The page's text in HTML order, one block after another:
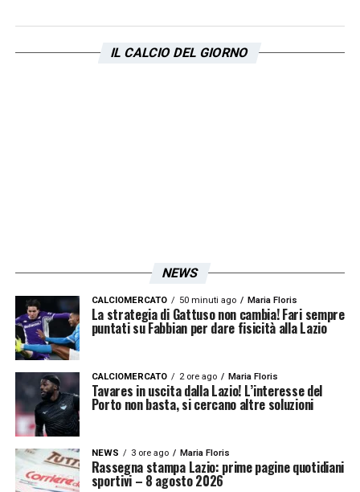
Miroslav Klose, Campione del Mondo con la
cielo la Coppa del Mondo successivamente,
rispetto a quando giocavano nel club laziale,
come Alessandro Nesta nel 2006. Dino Zoff
arriva come commissario tecnico quando già
era stato campione del mondo da calciatore,
Pedro e Reina arrivano alla Lazio da
Campioni del Mondo 2010 con la Spagna.
Nel 1990 arrivò il neo campione con la
Germania Karl-Heinz Riedle.
IL CALCIO DEL GIORNO
NEWS
CALCIOMERCATO 50 minuti ago Maria Floris
La strategia di Gattuso non cambia! Fari sempre
puntati su Fabbian per dare fisicità alla Lazio
CALCIOMERCATO 2 ore ago Maria Floris
Tavares in uscita dalla Lazio! L’interesse del
Porto non basta, si cercano altre soluzioni
NEWS 3 ore ago Maria Floris
Rassegna stampa Lazio: prime pagine quotidiani
sportivi – 8 agosto 2026